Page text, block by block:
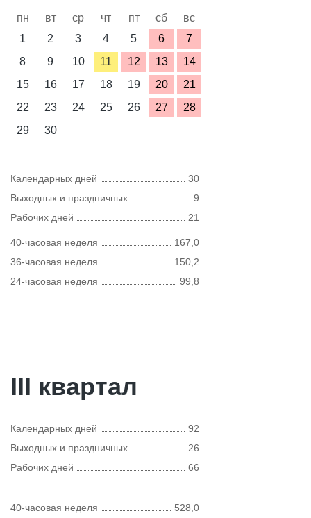
пн вт ср чт пт сб
вс
1
2 3 4 5 6
7
8
9 10 11 12 13
14
15
16 17 18 19 20
21
22
23 24 25 26 27
28
29
30
Календарных дней
30
Выходных и праздничных
9
Рабочих дней
21
40-часовая неделя
167,0
36-часовая неделя
150,2
24-часовая неделя
99,8
III квартал
Календарных дней
92
Выходных и праздничных
26
Рабочих дней
66
40-часовая неделя 528,0